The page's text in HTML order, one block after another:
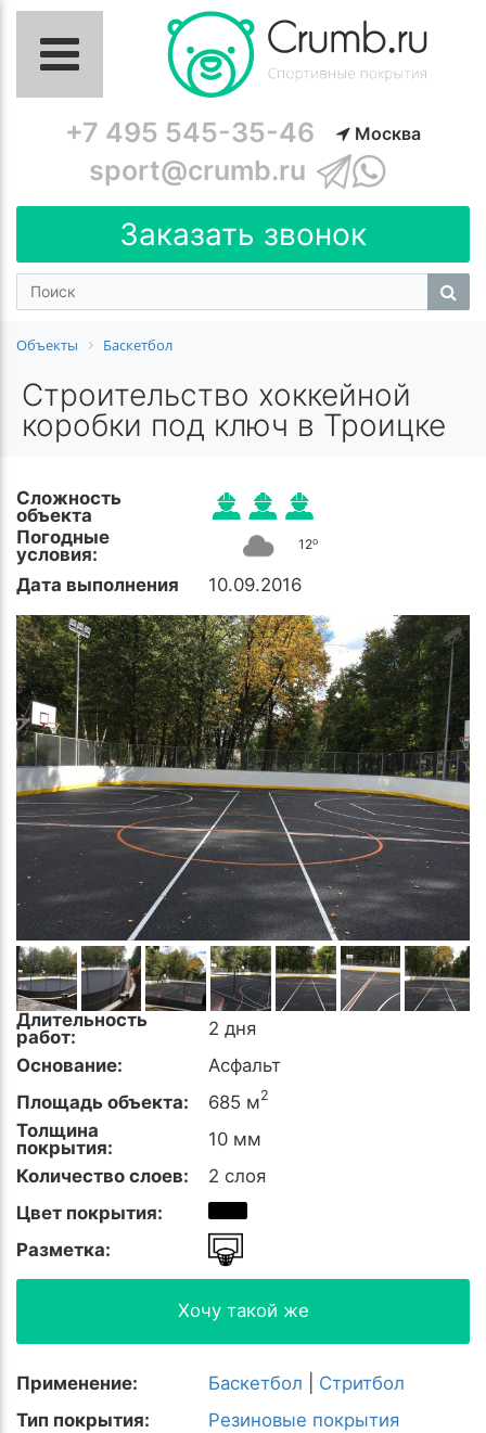
+7 495 545-35-46 Москва
sport@crumb.ru
Заказать звонок
Объекты Баскетбол
Строительство хоккейной
коробки под ключ в Троицке
Сложность
объекта
Погодные
условия:
12o
Дата выполнения 10.09.2016
Длительность
работ:
2 дня
Основание:
Асфальт
Площадь объекта:
685 м2
Толщина
покрытия:
10 мм
Количество слоев:
2 слоя
Цвет покрытия:
Разметка:
Хочу такой же
Применение: Баскетбол
Стритбол
Тип покрытия:
Резиновые покрытия